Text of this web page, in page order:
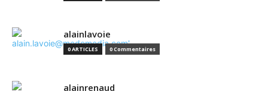
alainlavoie
0 ARTICLES 0 Commentaires
alainrenaud